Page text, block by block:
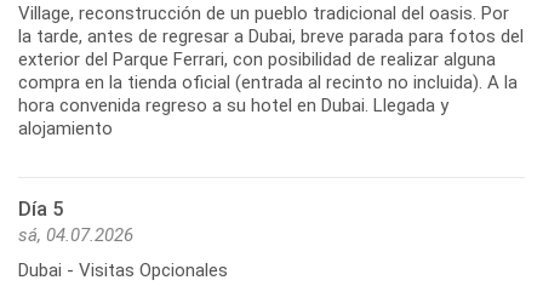
Village, reconstrucción de un pueblo tradicional del oasis. Por
la tarde, antes de regresar a Dubai, breve parada para fotos del
exterior del Parque Ferrari, con posibilidad de realizar alguna
compra en la tienda oficial (entrada al recinto no incluida). A la
hora convenida regreso a su hotel en Dubai. Llegada y
alojamiento
Día 5
sá, 04.07.2026
Dubai - Visitas Opcionales